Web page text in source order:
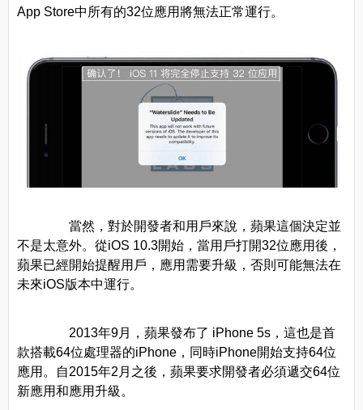
App Store中所有的32位應用將無法正常運行。
當然，對於開發者和用戶來說，蘋果這個決定並
不是太意外。從iOS 10.3開始，當用戶打開32位應用後，
蘋果已經開始提醒用戶，應用需要升級，否則可能無法在
未來iOS版本中運行。
2013年9月，蘋果發布了 iPhone 5s，這也是首
款搭載64位處理器的iPhone，同時iPhone開始支持64位
應用。自2015年2月之後，蘋果要求開發者必須遞交64位
新應用和應用升級。